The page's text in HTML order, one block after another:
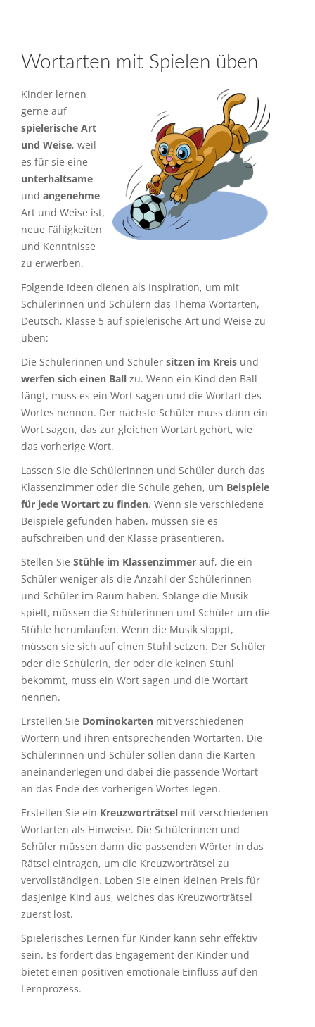
Wortarten mit Spielen üben
Kinder lernen
gerne auf
spielerische Art
und Weise, weil
es für sie eine
unterhaltsame
und angenehme
Art und Weise ist,
neue Fähigkeiten
und Kenntnisse
zu erwerben.
Folgende Ideen dienen als Inspiration, um mit
Schülerinnen und Schülern das Thema Wortarten,
Deutsch, Klasse 5 auf spielerische Art und Weise zu
üben:
Die Schülerinnen und Schüler sitzen im Kreis und
werfen sich einen Ball zu. Wenn ein Kind den Ball
fängt, muss es ein Wort sagen und die Wortart des
Wortes nennen. Der nächste Schüler muss dann ein
Wort sagen, das zur gleichen Wortart gehört, wie
das vorherige Wort.
Lassen Sie die Schülerinnen und Schüler durch das
Klassenzimmer oder die Schule gehen, um Beispiele
für jede Wortart zu finden. Wenn sie verschiedene
Beispiele gefunden haben, müssen sie es
aufschreiben und der Klasse präsentieren.
Stellen Sie Stühle im Klassenzimmer auf, die ein
Schüler weniger als die Anzahl der Schülerinnen
und Schüler im Raum haben. Solange die Musik
spielt, müssen die Schülerinnen und Schüler um die
Stühle herumlaufen. Wenn die Musik stoppt,
müssen sie sich auf einen Stuhl setzen. Der Schüler
oder die Schülerin, der oder die keinen Stuhl
bekommt, muss ein Wort sagen und die Wortart
nennen.
Erstellen Sie Dominokarten mit verschiedenen
Wörtern und ihren entsprechenden Wortarten. Die
Schülerinnen und Schüler sollen dann die Karten
aneinanderlegen und dabei die passende Wortart
an das Ende des vorherigen Wortes legen.
Erstellen Sie ein Kreuzworträtsel mit verschiedenen
Wortarten als Hinweise. Die Schülerinnen und
Schüler müssen dann die passenden Wörter in das
Rätsel eintragen, um die Kreuzworträtsel zu
vervollständigen. Loben Sie einen kleinen Preis für
dasjenige Kind aus, welches das Kreuzworträtsel
zuerst löst.
Spielerisches Lernen für Kinder kann sehr effektiv
sein. Es fördert das Engagement der Kinder und
bietet einen positiven emotionale Einfluss auf den
Lernprozess.